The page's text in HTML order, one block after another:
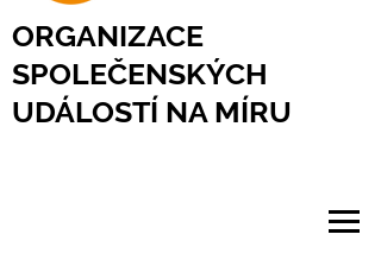
ORGANIZACE
SPOLEČENSKÝCH
UDÁLOSTÍ NA MÍRU